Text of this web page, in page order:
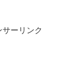
サーリンク